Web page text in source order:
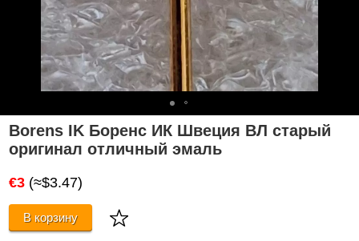
Borens IK Боренс ИК Швеция ВЛ старый
оригинал отличный эмаль
€3 (≈$3.47)
В корзину